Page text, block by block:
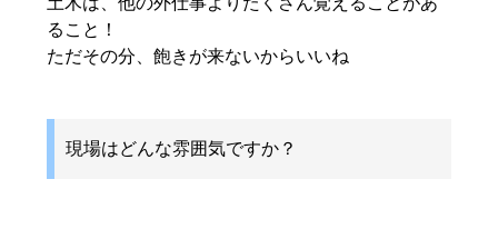
ること！
ただその分、飽きが来ないからいいね
現場はどんな雰囲気ですか？